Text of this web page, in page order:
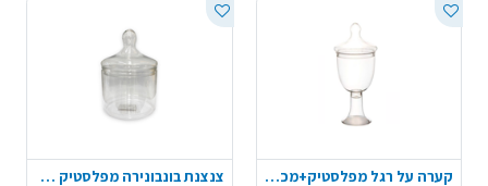
קערה על רגל מפלסטיק+מכסה 36 ס"מ - שקוף
צנצנת בונבונירה מפלסטיק - שקוף